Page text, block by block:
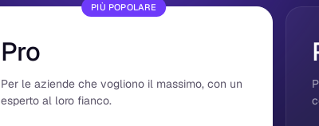
PIÙ POPOLARE
Pro
Per le aziende che vogliono il massimo, con un
esperto al loro fianco.